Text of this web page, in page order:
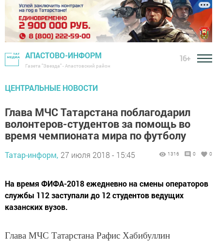
АПАСТОВО-ИНФОРМ
Газета "Звезда" - Апастовский район
16+
ЦЕНТРАЛЬНЫЕ НОВОСТИ
Глава МЧС Татарстана поблагодарил
волонтеров-студентов за помощь во
время чемпионата мира по футболу
Татар-информ, 27 июля 2018 - 15:45 1316 0 0
На время ФИФА-2018 ежедневно на смены операторов
службы 112 заступали до 12 студентов ведущих
казанских вузов.
Глава МЧС Татарстана Рафис Хабибуллин